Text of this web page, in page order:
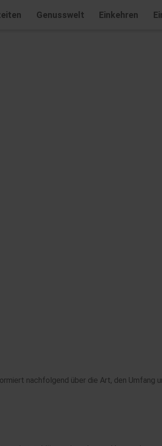
Genusswelt Einkehren
nachfolgend über die Art, den Umfang